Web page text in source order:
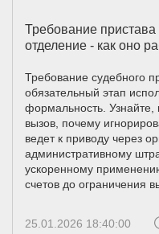
Требование пристава
отделение - как оно
Требование судебного
обязательный этап
формальность. Узнайте,
вызов, почему
ведет к приводу через
административному
ускоренному
счетов до ограничения
25.01.2026 18:40:00